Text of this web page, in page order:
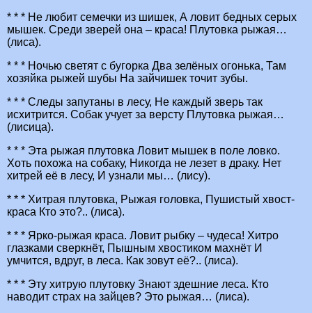
* * * Не любит семечки из шишек, А ловит бедных серых
мышек. Среди зверей она – краса! Плутовка рыжая…
(лиса).
* * * Ночью светят с бугорка Два зелёных огонька, Там
хозяйка рыжей шубы На зайчишек точит зубы.
* * * Следы запутаны в лесу, Не каждый зверь так
исхитрится. Собак учует за версту Плутовка рыжая…
(лисица).
* * * Эта рыжая плутовка Ловит мышек в поле ловко.
Хоть похожа на собаку, Никогда не лезет в драку. Нет
хитрей её в лесу, И узнали мы… (лису).
* * * Хитрая плутовка, Рыжая головка, Пушистый хвост-
краса Кто это?.. (лиса).
* * * Ярко-рыжая краса. Ловит рыбку – чудеса! Хитро
глазками сверкнёт, Пышным хвостиком махнёт И
умчится, вдруг, в леса. Как зовут её?.. (лиса).
* * * Эту хитрую плутовку Знают здешние леса. Кто
наводит страх на зайцев? Это рыжая… (лиса).